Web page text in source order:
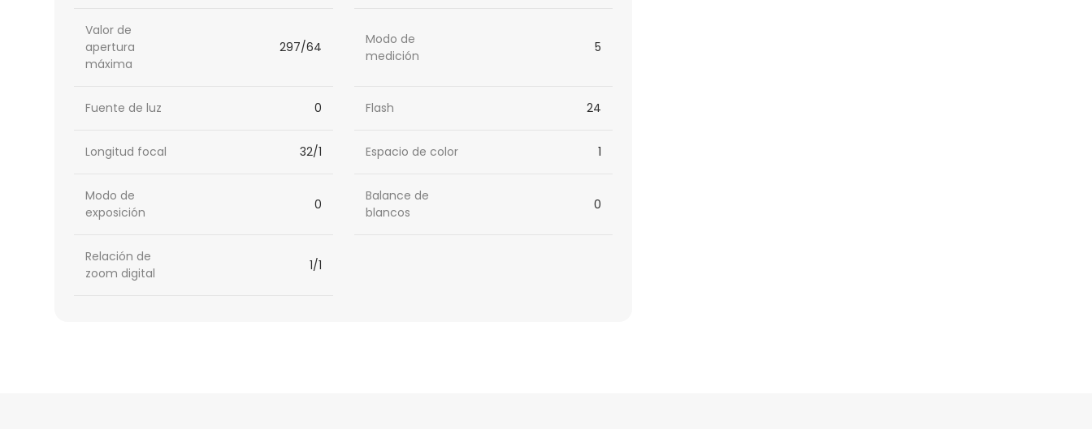
Valor de
apertura
máxima
297/64
Modo de
medición
5
Fuente de luz 0 Flash 24
Longitud focal 32/1 Espacio de color 1
Modo de
exposición
0
Balance de
blancos
0
Relación de
zoom digital
1/1